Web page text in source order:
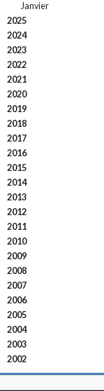
Janvier
2025
2024
2023
2022
2021
2020
2019
2018
2017
2016
2015
2014
2013
2012
2011
2010
2009
2008
2007
2006
2005
2004
2003
2002